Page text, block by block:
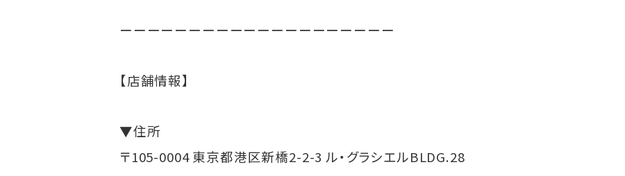
ーーーーーーーーーーーーーーーーーーーー
【店舗情報】
▼住所
〒105-0004 東京都港区新橋2-2-3 ル・グラシエルBLDG.28